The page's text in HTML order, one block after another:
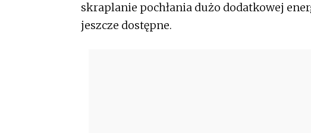
skraplanie pochłania dużo dodatkowej
jeszcze dostępne.